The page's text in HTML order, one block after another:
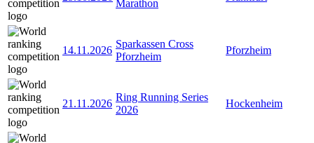
Marathon
14.11.2026
Sparkassen Cross
Pforzheim
Pforzheim
21.11.2026
Ring Running Series
2026
Hockenheim